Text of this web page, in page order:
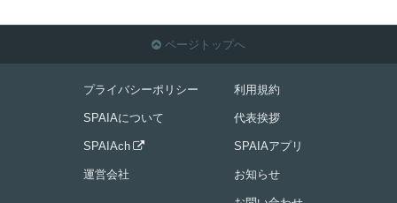
 ページトップへ
プライバシーポリシー
SPAIAについて
SPAIAch 
運営会社
利用規約
代表挨拶
SPAIAアプリ
お知らせ